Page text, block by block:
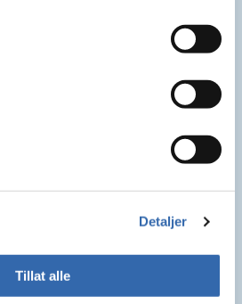
Detaljer
Tillat alle